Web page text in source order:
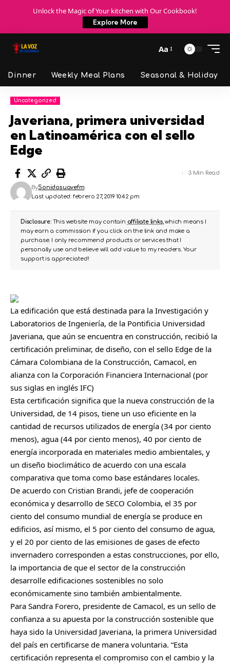
Unlock the Magic of Your kitchen with Our Cookbook!
Explore More
Aa
Dinner Weekly Meal Plans Seasonal & Holiday
Uncategorized
Javeriana, primera universidad
en Latinoamérica con el sello
Edge
Last updated: febrero 27, 2019 10:42 pm
BySonidosuavefm
3 Min Read
Disclosure:This website may contain affiliate links, which means I
may earn a commission if you click on the link and make a
purchase. I only recommend products or services that I
personally use and believe will add value to my readers. Your
support is appreciated!
La edificación que está destinada para la Investigación y
Laboratorios de Ingeniería, de la Pontificia Universidad
Javeriana, que aún se encuentra en construcción, recibió la
certificación preliminar, de diseño, con el sello Edge de la
Cámara Colombiana de la Construcción, Camacol, en
alianza con la Corporación Financiera Internacional (por
sus siglas en inglés IFC)
Esta certificación significa que la nueva construcción de la
Universidad, de 14 pisos, tiene un uso eficiente en la
cantidad de recursos utilizados de energía (34 por ciento
menos), agua (44 por ciento menos), 40 por ciento de
energía incorporada en materiales medio ambientales, y
un diseño bioclimático de acuerdo con una escala
comparativa que toma como base estándares locales.
De acuerdo con Cristian Brandi, jefe de cooperación
económica y desarrollo de SECO Colombia, el 35 por
ciento del consumo mundial de energía se produce en
edificios, así mismo, el 5 por ciento del consumo de agua,
y el 20 por ciento de las emisiones de gases de efecto
invernadero corresponden a estas construcciones, por ello,
la importancia de que el sector de la construcción
desarrolle edificaciones sostenibles no solo
económicamente sino también ambientalmente.
Para Sandra Forero, presidente de Camacol, es un sello de
confianza a su apuesta por la construcción sostenible que
haya sido la Universidad Javeriana, la primera Universidad
del país en certificarse de manera voluntaria. “Esta
certificación representa el compromiso con el cambio y la